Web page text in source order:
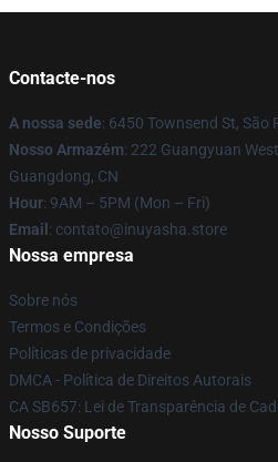
Contacte-nos
A nossa sede: 6450 Townsend St, São
Nosso Armazém: 222 Guangyuan
Guangdong, CN
Hour: 9AM – 5PM (Mon – Fri)
Email : contato@inuyasha.store
Nossa empresa
Sobre nós
Termos e Condições
Políticas de privacidade
DMCA - Política de Direitos Autorais
CA SB657: Lei de Transparência de
Nosso Suporte